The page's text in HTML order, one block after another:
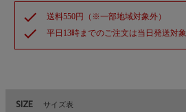
check 送料550円（※一部地域対象外）
check 平日13時までのご注文は当日発送対象
SIZE サイズ表